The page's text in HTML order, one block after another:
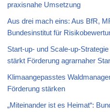
praxisnahe Umsetzung
Aus drei mach eins: Aus BfR,
Bundesinstitut für
Start-up- und Scale-up-
stärkt Förderung agrarnaher
Klimaangepasstes
Förderung stärken
„Miteinander ist es Heimat“: